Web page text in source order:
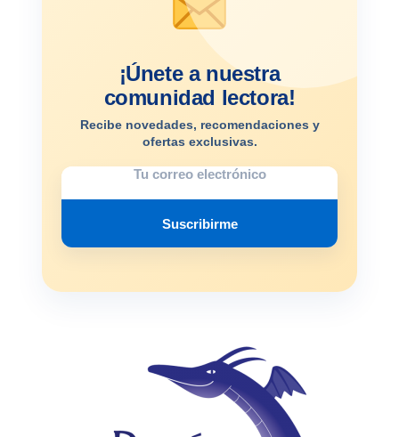
¡Únete a nuestra
comunidad lectora!
Recibe novedades, recomendaciones y
ofertas exclusivas.
Suscribirme